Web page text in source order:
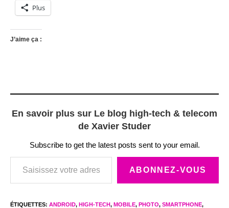
Plus
J’aime ça :
En savoir plus sur Le blog high-tech & telecom
de Xavier Studer
Subscribe to get the latest posts sent to your email.
Saisissez votre adresse e-mail…
ABONNEZ-VOUS
ÉTIQUETTES: ANDROID, HIGH-TECH, MOBILE, PHOTO, SMARTPHONE,